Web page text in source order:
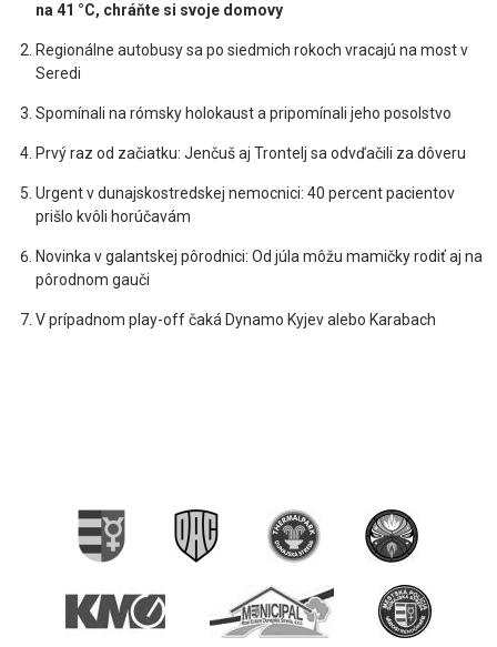
na 41 °C, chráňte si svoje domovy
Regionálne autobusy sa po siedmich rokoch vracajú na most v
Seredi
Spomínali na rómsky holokaust a pripomínali jeho posolstvo
Prvý raz od začiatku: Jenčuš aj Trontelj sa odvďačili za dôveru
Urgent v dunajskostredskej nemocnici: 40 percent pacientov
prišlo kvôli horúčavám
Novinka v galantskej pôrodnici: Od júla môžu mamičky rodiť aj na
pôrodnom gauči
V prípadnom play-off čaká Dynamo Kyjev alebo Karabach